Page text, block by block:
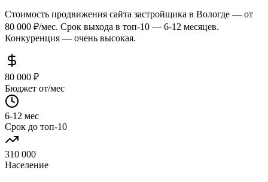
Стоимость продвижения сайта застройщика в Вологде — от
80 000 ₽/мес. Срок выхода в топ-10 — 6-12 месяцев.
Конкуренция — очень высокая.
80 000 ₽
Бюджет от/мес
6-12 мес
Срок до топ-10
310 000
Население